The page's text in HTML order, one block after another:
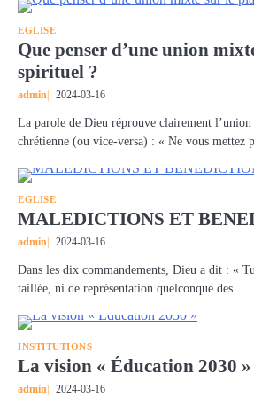
EGLISE
Que penser d’une union
spirituel ?
admin 2024-03-16
La parole de Dieu réprouve clairement
chrétienne (ou vice-versa) : « Ne vous mettez
EGLISE
MALEDICTIONS ET
admin 2024-03-16
Dans les dix commandements, Dieu a dit : «
taillée, ni de représentation quelconque des…
INSTITUTIONS
La vision « Éducation 2030 »
admin 2024-03-16